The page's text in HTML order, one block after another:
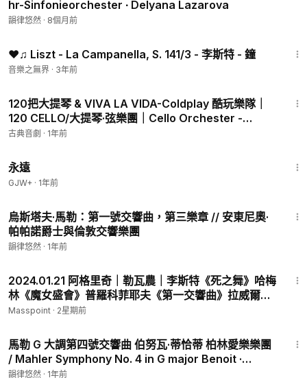
hr-Sinfonieorchester ∙ Delyana Lazarova
韻律悠然 · 8個月前
❤♫ Liszt - La Campanella, S. 141/3 - 李斯特 - 鐘
音樂之無界 · 3年前
120把大提琴 & VIVA LA VIDA-Coldplay 酷玩樂隊｜
120 CELLO/大提琴·弦樂團｜Cello Orchester -
Cover
古典音劇 · 1年前
永遠
GJW+ · 1年前
烏斯塔夫·馬勒：第一號交響曲，第三樂章 // 安東尼奧·
帕帕諾爵士與倫敦交響樂團
韻律悠然 · 1年前
2024.01.21 阿格里奇｜勒瓦農｜李斯特《死之舞》哈梅
林《魔女盛會》普羅科菲耶夫《第一交響曲》拉威爾
《圓舞曲》拉赫瑪尼諾夫《浪漫曲(六手聯彈)》
Masspoint · 2星期前
馬勒 G 大調第四號交響曲 伯努瓦·蒂恰蒂 柏林愛樂樂團
/ Mahler Symphony No. 4 in G major Benoit ·
Ticciati · Berliner Philharmoniker
韻律悠然 · 1年前